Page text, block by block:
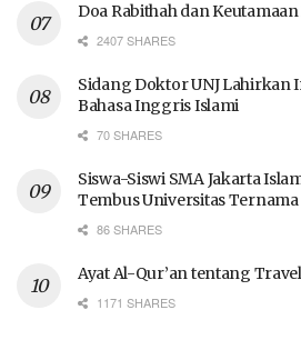
Doa Rabithah dan
2407 SHARES
Sidang Doktor UNJ Lahirkan
Bahasa Inggris Islami
70 SHARES
Siswa-Siswi SMA Jakarta
Tembus Universitas
86 SHARES
Ayat Al-Qur’an tentang
1171 SHARES